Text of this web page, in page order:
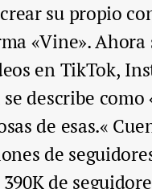
su propio
«Vine». Ahora
en TikTok,
describe como
de esas.«
de
de